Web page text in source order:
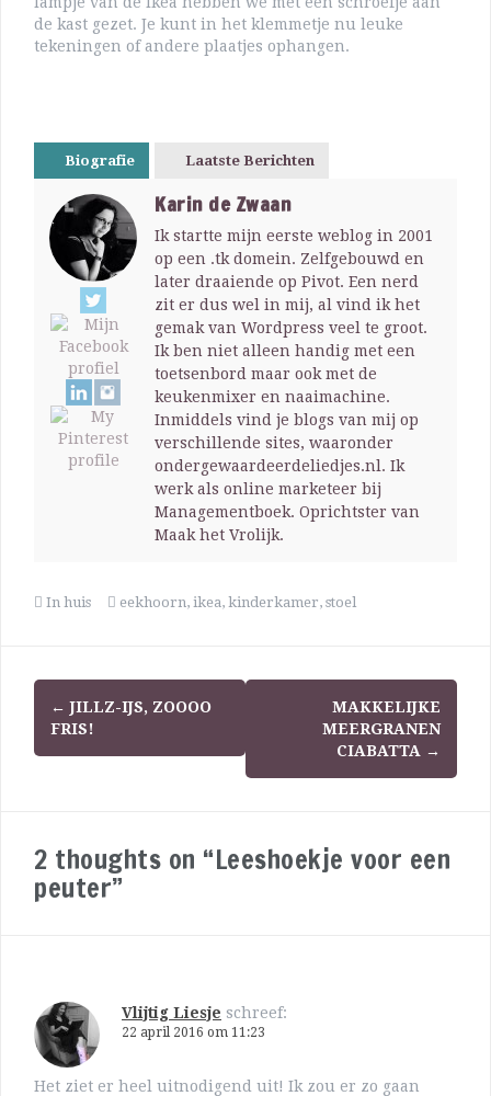
de kast gezet. Je kunt in het klemmetje nu leuke
tekeningen of andere plaatjes ophangen.
Biografie Laatste Berichten
Karin de Zwaan
Ik startte mijn eerste weblog in 2001
op een .tk domein. Zelfgebouwd en
later draaiende op Pivot. Een nerd
zit er dus wel in mij, al vind ik het
gemak van Wordpress veel te groot.
Ik ben niet alleen handig met een
toetsenbord maar ook met de
keukenmixer en naaimachine.
Inmiddels vind je blogs van mij op
verschillende sites, waaronder
ondergewaardeerdeliedjes.nl. Ik
werk als online marketeer bij
Managementboek. Oprichtster van
Maak het Vrolijk.
In huis eekhoorn, ikea, kinderkamer, stoel
← JILLZ-IJS, ZOOOO
FRIS!
MAKKELIJKE
MEERGRANEN
CIABATTA →
2 thoughts on “Leeshoekje voor een
peuter”
Vlijtig Liesje schreef:
22 april 2016 om 11:23
Het ziet er heel uitnodigend uit! Ik zou er zo gaan